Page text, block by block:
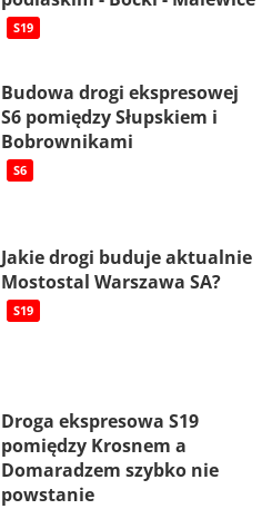
S19
Budowa drogi ekspresowej
S6 pomiędzy Słupskiem i
Bobrownikami
S6
Jakie drogi buduje aktualnie
Mostostal Warszawa SA?
S19
Droga ekspresowa S19
pomiędzy Krosnem a
Domaradzem szybko nie
powstanie